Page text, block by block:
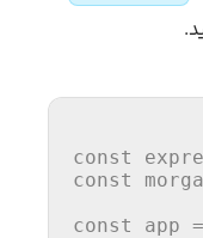
const
const
const
app